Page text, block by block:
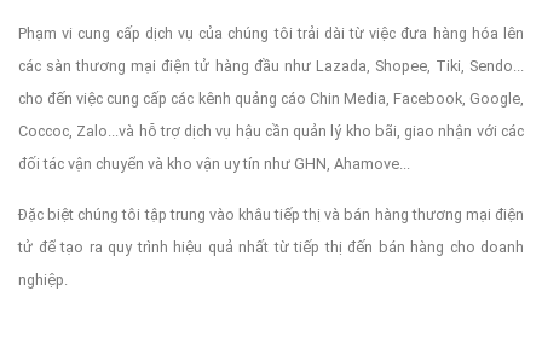
Phạm vi cung cấp dịch vụ của chúng tôi trải dài từ việc đưa hàng hóa lên
các sàn thương mại điện tử hàng đầu như Lazada, Shopee, Tiki, Sendo...
cho đến việc cung cấp các kênh quảng cáo Chin Media, Facebook, Google,
Coccoc, Zalo...và hỗ trợ dịch vụ hậu cần quản lý kho bãi, giao nhận với các
đối tác vận chuyển và kho vận uy tín như GHN, Ahamove...
Đặc biệt chúng tôi tập trung vào khâu tiếp thị và bán hàng thương mại điện
tử để tạo ra quy trình hiệu quả nhất từ tiếp thị đến bán hàng cho doanh
nghiệp.